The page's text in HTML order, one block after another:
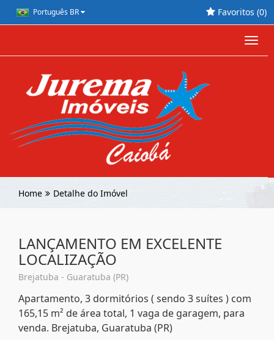
Português BR Favoritos (0)
Home Detalhe do Imóvel
LANÇAMENTO EM EXCELENTE
LOCALIZAÇÃO
Brejatuba - Guaratuba (PR)
Apartamento, 3 dormitórios ( sendo 3 suítes ) com
165,15 m² de área total, 1 vaga de garagem, para
venda. Brejatuba, Guaratuba (PR)